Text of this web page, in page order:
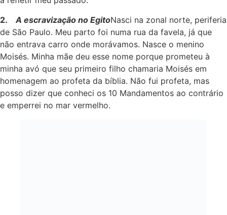
2. A escravização no EgitoNasci na zonal norte, periferia
de São Paulo. Meu parto foi numa rua da favela, já que
não entrava carro onde morávamos. Nasce o menino
Moisés. Minha mãe deu esse nome porque prometeu à
minha avó que seu primeiro filho chamaria Moisés em
homenagem ao profeta da bíblia. Não fui profeta, mas
posso dizer que conheci os 10 Mandamentos ao contrário
e emperrei no mar vermelho.